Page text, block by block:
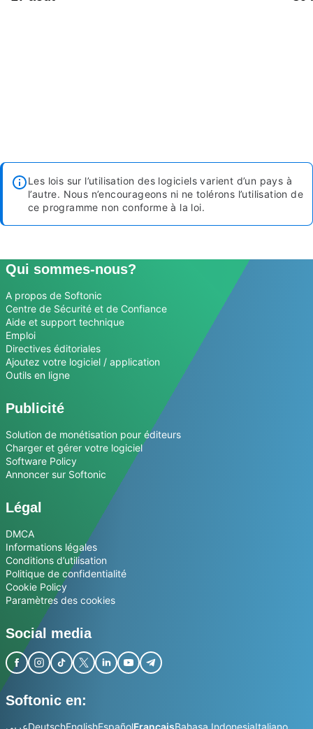
Les lois sur l’utilisation des logiciels varient d’un pays à
l’autre. Nous n’encourageons ni ne tolérons l’utilisation de
ce programme non conforme à la loi.
Qui sommes-nous?
A propos de Softonic
Centre de Sécurité et de Confiance
Aide et support technique
Emploi
Directives éditoriales
Ajoutez votre logiciel / application
Outils en ligne
Publicité
Solution de monétisation pour éditeurs
Charger et gérer votre logiciel
Software Policy
Annoncer sur Softonic
Légal
DMCA
Informations légales
Conditions d’utilisation
Politique de confidentialité
Cookie Policy
Paramètres des cookies
Social media
Softonic en:
عربيDeutschEnglishEspañolFrançaisBahasa IndonesiaItaliano